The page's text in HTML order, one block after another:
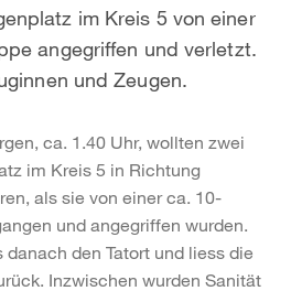
im Kreis 5 von einer
angegriffen und verletzt.
und Zeugen.
ca. 1.40 Uhr, wollten zwei
im Kreis 5 in Richtung
als sie von einer ca. 10-
und angegriffen wurden.
den Tatort und liess die
Inzwischen wurden Sanität